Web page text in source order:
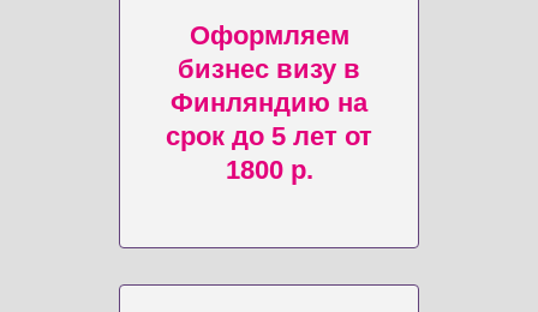
Оформляем
бизнес визу в
Финляндию на
срок до 5 лет от
1800 р.